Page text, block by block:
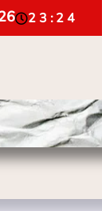
23:24